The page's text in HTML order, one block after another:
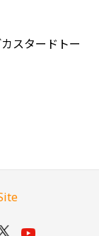
スタードトー